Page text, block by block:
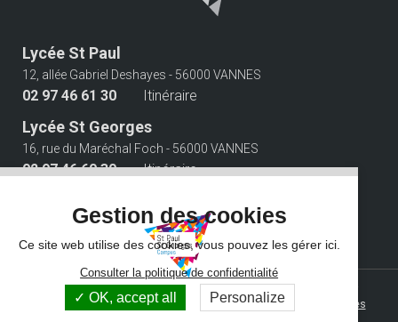
Lycée St Paul
12, allée Gabriel Deshayes - 56000 VANNES
02 97 46 61 30 Itinéraire
Lycée St Georges
16, rue du Maréchal Foch - 56000 VANNES
02 97 46 60 30 Itinéraire
© 2026 Campus Saint Paul Saint Georges - Tous droits réservés -
Photos non contractuelles -Mentions légales-Gestion des cookies
Gestion des cookies
Ce site web utilise des cookies, vous pouvez les gérer ici.
Consulter la politique de confidentialité
OK, accept all Personalize